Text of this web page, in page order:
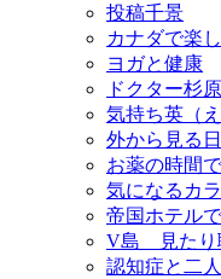
投稿千景
カナダで楽
ヨガと健康
ドクター杉
気持ち英（
外から見る
お薬の時間
気になるカ
帝国ホテル
V島 見たり
認知症と二